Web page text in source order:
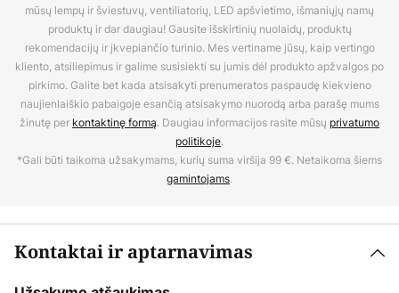
mūsų lempų ir šviestuvų, ventiliatorių, LED apšvietimo, išmaniųjų namų
produktų ir dar daugiau! Gausite išskirtinių nuolaidų, produktų
rekomendacijų ir įkvepiančio turinio. Mes vertiname jūsų, kaip vertingo
kliento, atsiliepimus ir galime susisiekti su jumis dėl produkto apžvalgos po
pirkimo. Galite bet kada atsisakyti prenumeratos paspaudę kiekvieno
naujienlaiškio pabaigoje esančią atsisakymo nuorodą arba parašę mums
žinutę per kontaktinę formą. Daugiau informacijos rasite mūsų privatumo
politikoje.
*Gali būti taikoma užsakymams, kurių suma viršija 99 €. Netaikoma šiems
gamintojams.
Kontaktai ir aptarnavimas